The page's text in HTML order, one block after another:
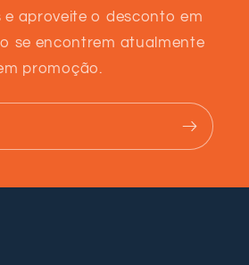
e aproveite o desconto em
se encontrem atualmente
promoção.